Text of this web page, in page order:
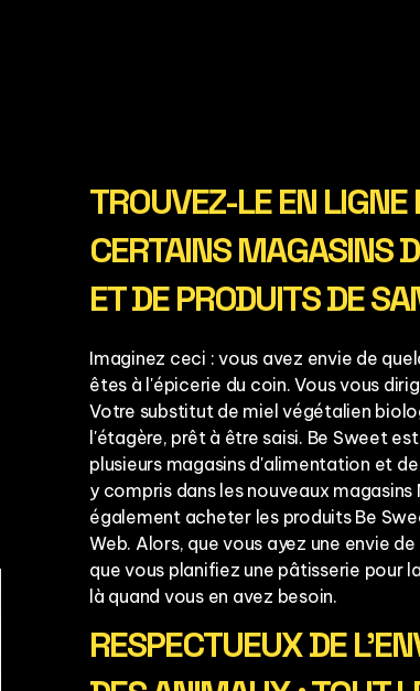
TROUVEZ-LE EN LIGNE
CERTAINS MAGASINS
ET DE PRODUITS DE
Imaginez ceci : vous avez envie de
êtes à l'épicerie du coin. Vous vous
Votre substitut de miel végétalien
l'étagère, prêt à être saisi. Be Sweet
plusieurs magasins d'alimentation et
y compris dans les nouveaux magasins
également acheter les produits Be
Web. Alors, que vous ayez une envie
que vous planifiez une pâtisserie pour
là quand vous en avez besoin.
RESPECTUEUX DE